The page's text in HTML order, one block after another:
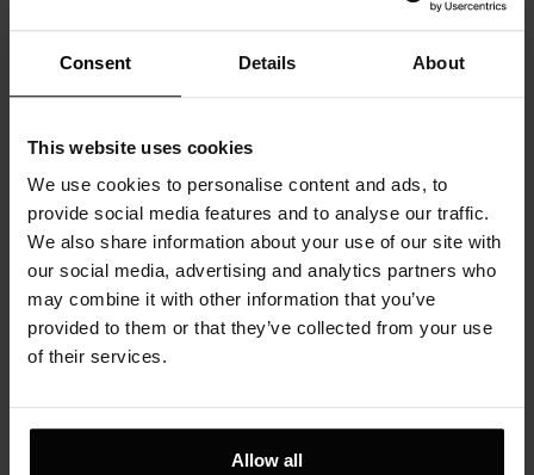
Consent Details About
This website uses cookies
We use cookies to personalise content and ads, to
provide social media features and to analyse our traffic.
We also share information about your use of our site with
our social media, advertising and analytics partners who
may combine it with other information that you’ve
provided to them or that they’ve collected from your use
of their services.
Allow all
srebro próby 925
złocenie różowe
Kolczyki srebrne,
ruten - Trig